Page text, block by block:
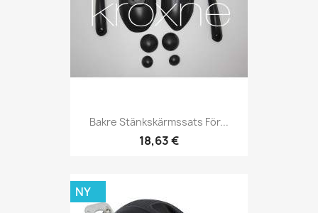
Bakre Stänkskärmssats För...
18,63 €
NY